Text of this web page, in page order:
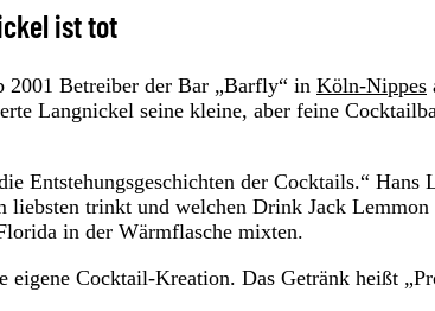
ist tot
2001 Betreiber der Bar „Barfly“ in Köln-Nippes
Langnickel seine kleine, aber feine
Entstehungsgeschichten der Cocktails.“ Hans
liebsten trinkt und welchen Drink Jack
in der Wärmflasche mixten.
Cocktail-Kreation. Das Getränk heißt